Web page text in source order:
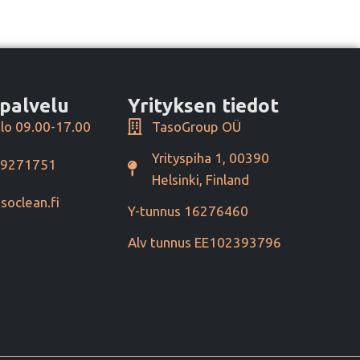
09.00-17.00
Yrityksen tiedot
TasoGroup OÜ
Yrityspiha 1, 00390
Helsinki, Finland
Y-tunnus 16276460
Alv tunnus EE102393796